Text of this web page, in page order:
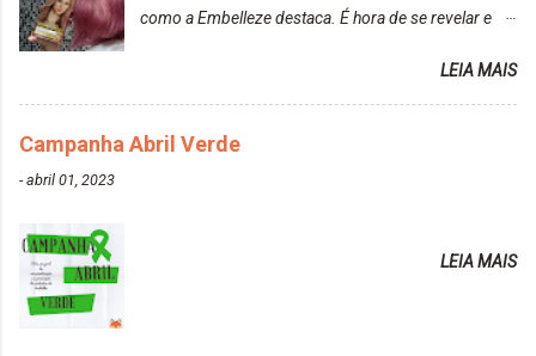
como a Embelleze destaca. É hora de se revelar e
vip Maxton liberdade para ser mais você Loiro Rosé
10.04. Após 30 minutos no cabelo, retirei o excesso
da tintura no banho e notei que os fios estavam
LEIA MAIS
Campanha Abril Verde
-abril 01, 2023
LEIA MAIS